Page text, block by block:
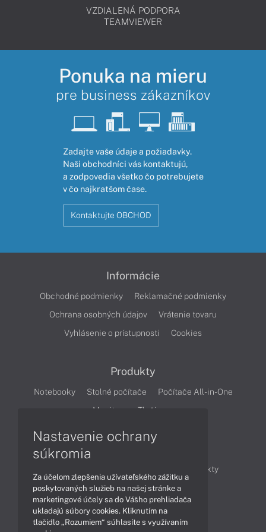
VZDIALENÁ PODPORA
TEAMVIEWER
Ponuka na mieru
pre business zákazníkov
Zadajte vaše údaje a požiadavky.
Naši obchodníci vás kontaktujú,
a zodpovedia všetko čo potrebujete
v čo najkratšom čase.
Kontaktujte OBCHOD
Informácie
Obchodné podmienky
Reklamačné podmienky
Ochrana osobných údajov
Vrátenie tovaru
Vyhlásenie o prístupnosti
Cookies
Produkty
Notebooky Stolné počítače
Počítače All-in-One
Monitory
Tlačiarne
Produkty
Technológie
Videá
Obsah
Nastavenie ochrany
súkromia
Za účelom zlepšenia užívateľského zážitku a
poskytovaných služieb na našej stránke a
marketingové účely sa do Vášho prehliadača
ukladajú súbory cookies. Kliknutím na
tlačidlo „Rozumiem“ súhlasíte s využívaním